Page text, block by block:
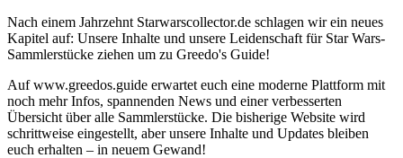
Nach einem Jahrzehnt Starwarscollector.de schlagen wir ein neues
Kapitel auf: Unsere Inhalte und unsere Leidenschaft für Star Wars-
Sammlerstücke ziehen um zu Greedo's Guide!
Auf www.greedos.guide erwartet euch eine moderne Plattform mit
noch mehr Infos, spannenden News und einer verbesserten
Übersicht über alle Sammlerstücke. Die bisherige Website wird
schrittweise eingestellt, aber unsere Inhalte und Updates bleiben
euch erhalten – in neuem Gewand!